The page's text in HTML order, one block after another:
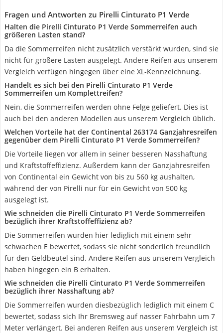
Fragen und Antworten zu Pirelli Cinturato P1 Verde
Halten die Pirelli Cinturato P1 Verde Sommerreifen auch
größeren Lasten stand?
Da die Sommerreifen nicht zusätzlich verstärkt wurden, sind sie
nicht für größere Lasten ausgelegt. Andere Reifen aus unserem
Vergleich verfügen hingegen über eine XL-Kennzeichnung.
Handelt es sich bei den Pirelli Cinturato P1 Verde
Sommerreifen um Komplettreifen?
Nein, die Sommerreifen werden ohne Felge geliefert. Dies ist
auch bei den anderen Modellen aus unserem Vergleich üblich.
Welchen Vorteile hat der Continental 263174 Ganzjahresreifen
gegenüber dem Pirelli Cinturato P1 Verde Sommerreifen?
Die Vorteile liegen vor allem in seiner besseren Nasshaftung
und Kraftstoffeffizienz. Außerdem kann der Ganzjahresreifen
von Continental ein Gewicht von bis zu 560 kg aushalten,
während der von Pirelli nur für ein Gewicht von 500 kg
ausgelegt ist.
Wie schneiden die Pirelli Cinturato P1 Verde Sommerreifen
bezüglich ihrer Kraftstoffeffizienz ab?
Die Sommerreifen wurden hier lediglich mit einem sehr
schwachen E bewertet, sodass sie nicht sonderlich freundlich
für den Geldbeutel sind. Andere Reifen aus unserem Vergleich
haben hingegen ein B erhalten.
Wie schneiden die Pirelli Cinturato P1 Verde Sommerreifen
bezüglich ihrer Nasshaftung ab?
Die Sommerreifen wurden diesbezüglich lediglich mit einem C
bewertet, sodass sich Ihr Bremsweg auf nasser Fahrbahn um 7
Meter verlängert. Bei anderen Reifen aus unserem Vergleich ist